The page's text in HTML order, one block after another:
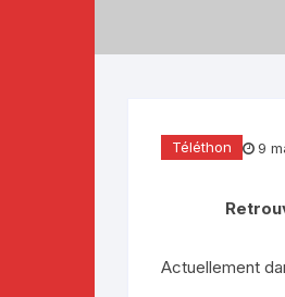
Téléthon 9
Actuellement